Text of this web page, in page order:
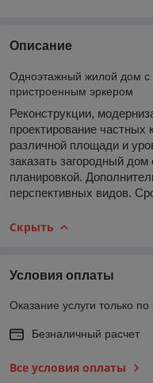
Описание
Одноэтажный жилой дом
пристроенным эркером
Реконструкции,
проектирование частных
различной площади и
заказать загородный
планировкой.
перспективных видов.
Скрыть
Условия оплаты
Оказание услуги только по
Безналичный расчет
Все условия оплаты